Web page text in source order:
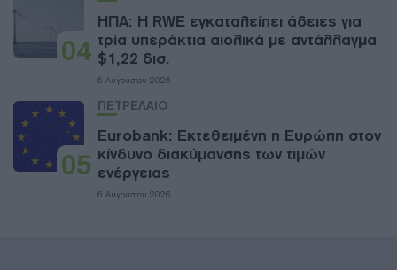
04
ΗΠΑ: Η RWE εγκαταλείπει άδειες για
τρία υπεράκτια αιολικά με αντάλλαγμα
$1,22 δισ.
6 Αυγούστου 2026
05
ΠΕΤΡΕΛΑΙΟ
Eurobank: Εκτεθειμένη η Ευρώπη στον
κίνδυνο διακύμανσης των τιμών
ενέργειας
6 Αυγούστου 2026